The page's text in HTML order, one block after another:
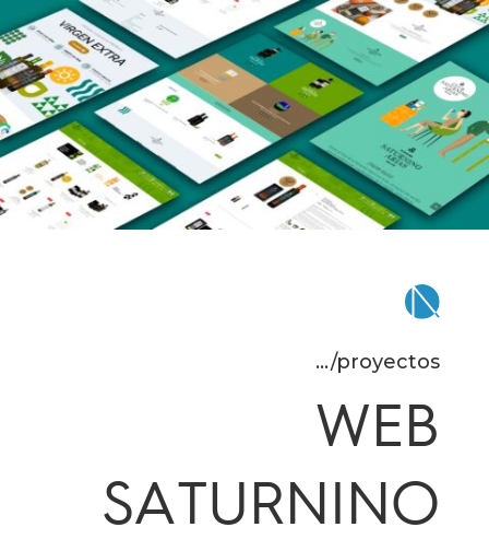
.../proyectos
WEB
SATURNINO